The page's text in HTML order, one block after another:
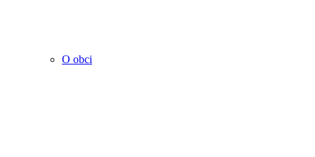
O obci